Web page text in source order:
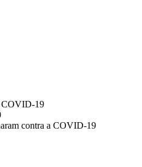
COVID-19
contra a COVID-19